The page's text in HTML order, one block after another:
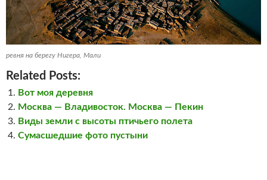
ревня на берегу Нигера, Мали
Related Posts:
Вот моя деревня
Москва — Владивосток. Москва — Пекин
Виды земли с высоты птичьего полета
Сумасшедшие фото пустыни